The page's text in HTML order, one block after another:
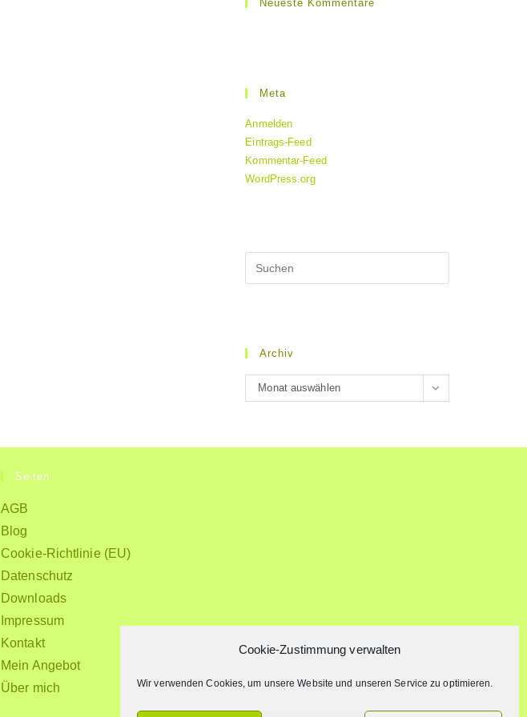
Cookie-Zustimmung verwalten
Wir verwenden Cookies, um unsere Website und unseren Service zu optimieren.
Neueste Kommentare
Meta
Anmelden
Eintrags-Feed
Kommentar-Feed
WordPress.org
Archiv
Archiv
Monat auswählen
Seiten
AGB
Blog
Cookie-Richtlinie (EU)
Datenschutz
Downloads
Impressum
Kontakt
Mein Angebot
Über mich